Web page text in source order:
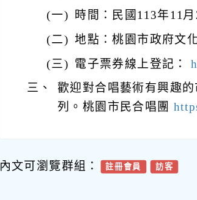
(一)
時間：民國113年11
(二) 地點：桃園市政府文
(三) 電子票券線上登記：
三、
歡迎對合唱藝術有興趣
列。桃園市民合唱團
內文可瀏覽群組： 註冊會員 訪客